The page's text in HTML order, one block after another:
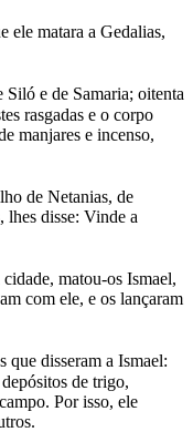
ele matara a Gedalias,
Siló e de Samaria; oitenta
rasgadas e o corpo
manjares e incenso,
de Netanias, de
lhes disse: Vinde a
matou-os Ismael,
com ele, e os lançaram
que disseram a Ismael:
de trigo,
Por isso, ele